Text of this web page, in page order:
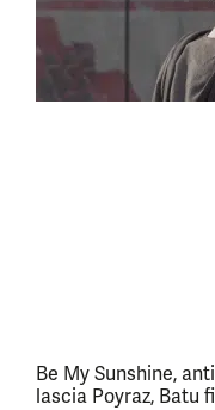
Be My Sunshine,
lascia Poyraz, Batu